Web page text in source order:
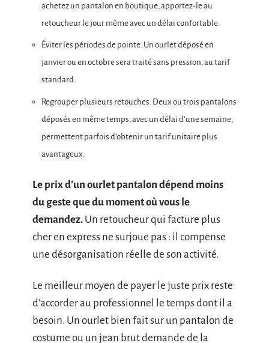
achetez un pantalon en boutique, apportez-le au
retoucheur le jour même avec un délai confortable.
Éviter les périodes de pointe. Un ourlet déposé en
janvier ou en octobre sera traité sans pression, au tarif
standard.
Regrouper plusieurs retouches. Deux ou trois pantalons
déposés en même temps, avec un délai d’une semaine,
permettent parfois d’obtenir un tarif unitaire plus
avantageux.
Le prix d’un ourlet pantalon dépend moins
du geste que du moment où vous le
demandez. Un retoucheur qui facture plus
cher en express ne surjoue pas : il compense
une désorganisation réelle de son activité.
Le meilleur moyen de payer le juste prix reste
d’accorder au professionnel le temps dont il a
besoin. Un ourlet bien fait sur un pantalon de
costume ou un jean brut demande de la